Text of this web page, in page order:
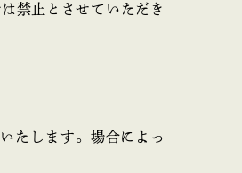
禁止とさせていただき
たします。場合によっ